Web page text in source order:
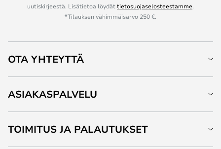
uutiskirjeestä. Lisätietoa löydättietosuojaselosteestamme.
*Tilauksen vähimmäisarvo 250 €.
OTA YHTEYTTÄ
ASIAKASPALVELU
TOIMITUS JA PALAUTUKSET